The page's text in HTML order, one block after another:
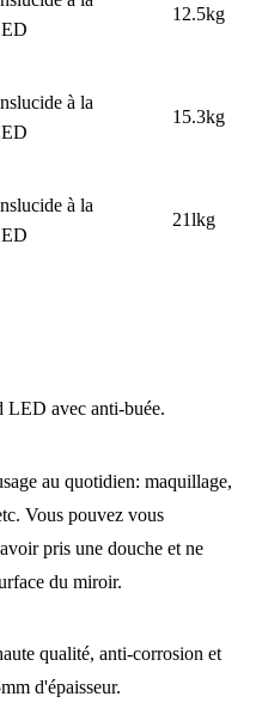
12.5kg
à la
15.3kg
à la
21lkg
LED avec anti-buée.
au quotidien: maquillage,
Vous pouvez vous
pris une douche et ne
du miroir.
qualité, anti-corrosion et
d'épaisseur.